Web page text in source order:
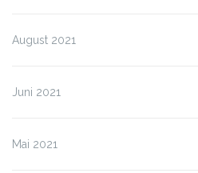
August 2021
Juni 2021
Mai 2021